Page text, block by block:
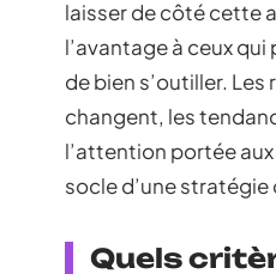
laisser de côté cette
l’avantage à ceux
de bien s’outiller. Les
changent, les
l’attention portée aux
socle d’une
Quels